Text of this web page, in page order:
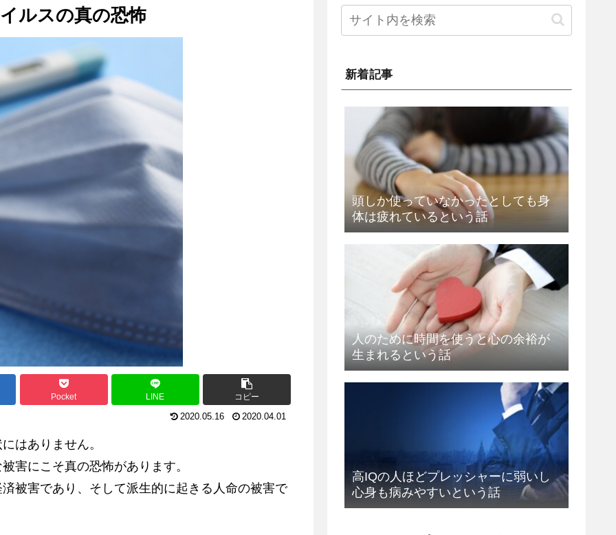
ルスの真の恐怖
Pocket LINE コピー
2020.05.16 2020.04.01
はありません。
害にこそ真の恐怖があります。
被害であり、そして派生的に起きる人命の被害で
新着記事
頭しか使っていなかったとしても身
体は疲れているという話
人のために時間を使うと心の余裕が
生まれるという話
高IQの人ほどプレッシャーに弱いし
心身も病みやすいという話